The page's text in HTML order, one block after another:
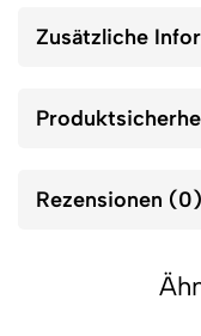
Zusätzliche
Rezensionen (0)